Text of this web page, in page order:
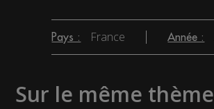
Pays : France Année :
Sur le même thème